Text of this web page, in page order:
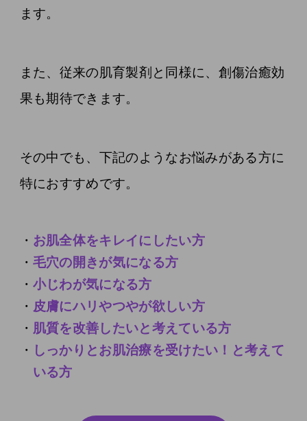
ます。
また、従来の肌育製剤と同様に、創傷治癒効
果も期待できます。
その中でも、下記のようなお悩みがある方に
特におすすめです。
お肌全体をキレイにしたい方
毛穴の開きが気になる方
小じわが気になる方
皮膚にハリやつやが欲しい方
肌質を改善したいと考えている方
しっかりとお肌治療を受けたい！と考えて
いる方